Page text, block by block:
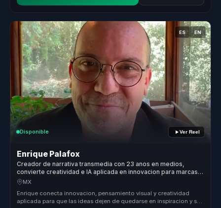
ES EN
Disponible Ver Reel
Enrique Palafox
Creador de narrativa transmedia con 23 anos en medios,
convierte creatividad e IA aplicada en innovacion para marcas y
equipos.
MX
Enrique conecta innovacion, pensamiento visual y creatividad
aplicada para que las ideas dejen de quedarse en inspiracion y se